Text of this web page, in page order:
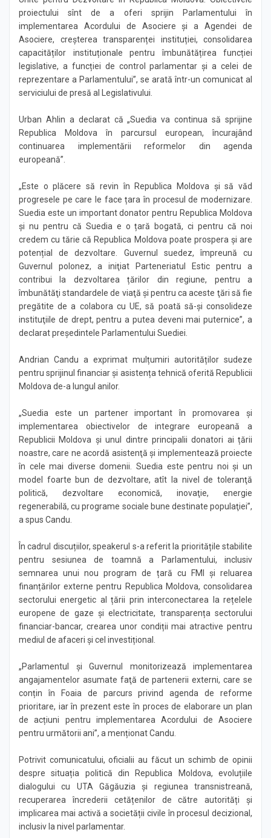
proiectului sînt de a oferi sprijin Parlamentului în
implementarea Acordului de Asociere și a Agendei de
Asociere, creșterea transparenței instituției, consolidarea
capacităților instituționale pentru îmbunătățirea funcției
legislative, a funcției de control parlamentar şi a celei de
reprezentare a Parlamentului”, se arată într-un comunicat al
serviciului de presă al Legislativului.
Urban Ahlin a declarat că „Suedia va continua să sprijine
Republica Moldova în parcursul european, încurajând
continuarea implementării reformelor din agenda
europeană”.
„Este o plăcere să revin în Republica Moldova și să văd
progresele pe care le face țara în procesul de modernizare.
Suedia este un important donator pentru Republica Moldova
și nu pentru că Suedia e o țară bogată, ci pentru că noi
credem cu tărie că Republica Moldova poate prospera și are
potențial de dezvoltare. Guvernul suedez, împreună cu
Guvernul polonez, a iniţiat Parteneriatul Estic pentru a
contribui la dezvoltarea țărilor din regiune, pentru a
îmbunătăţi standardele de viaţă și pentru ca aceste ţări să fie
pregătite de a colabora cu UE, să poată să-şi consolideze
instituţiile de drept, pentru a putea deveni mai puternice”, a
declarat președintele Parlamentului Suediei.
Andrian Candu a exprimat mulțumiri autorităților sudeze
pentru sprijinul financiar și asistența tehnică oferită Republicii
Moldova de-a lungul anilor.
„Suedia este un partener important în promovarea şi
implementarea obiectivelor de integrare europeană a
Republicii Moldova și unul dintre principalii donatori ai țării
noastre, care ne acordă asistenţă şi implementează proiecte
în cele mai diverse domenii. Suedia este pentru noi și un
model foarte bun de dezvoltare, atît la nivel de toleranţă
politică, dezvoltare economică, inovaţie, energie
regenerabilă, cu programe sociale bune destinate populaţiei”,
a spus Candu.
În cadrul discuțiilor, speakerul s-a referit la prioritățile stabilite
pentru sesiunea de toamnă a Parlamentului, inclusiv
semnarea unui nou program de țară cu FMI și reluarea
finanțărilor externe pentru Republica Moldova, consolidarea
sectorului energetic al țării prin interconectarea la rețelele
europene de gaze și electricitate, transparența sectorului
financiar-bancar, crearea unor condiții mai atractive pentru
mediul de afaceri și cel investițional.
„Parlamentul și Guvernul monitorizează implementarea
angajamentelor asumate faţă de partenerii externi, care se
conțin în Foaia de parcurs privind agenda de reforme
prioritare, iar în prezent este în proces de elaborare un plan
de acțiuni pentru implementarea Acordului de Asociere
pentru următorii ani”, a menționat Candu.
Potrivit comunicatului, oficialii au făcut un schimb de opinii
despre situația politică din Republica Moldova, evoluțiile
dialogului cu UTA Găgăuzia și regiunea transnistreană,
recuperarea încrederii cetățenilor de către autorități și
implicarea mai activă a societății civile în procesul decizional,
inclusiv la nivel parlamentar.